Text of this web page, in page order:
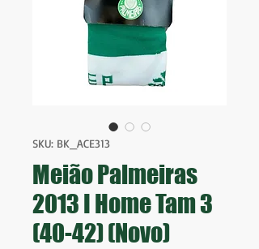
SKU: BK_ACE313
Meião Palmeiras
2013 I Home Tam 3
(40-42) (Novo)